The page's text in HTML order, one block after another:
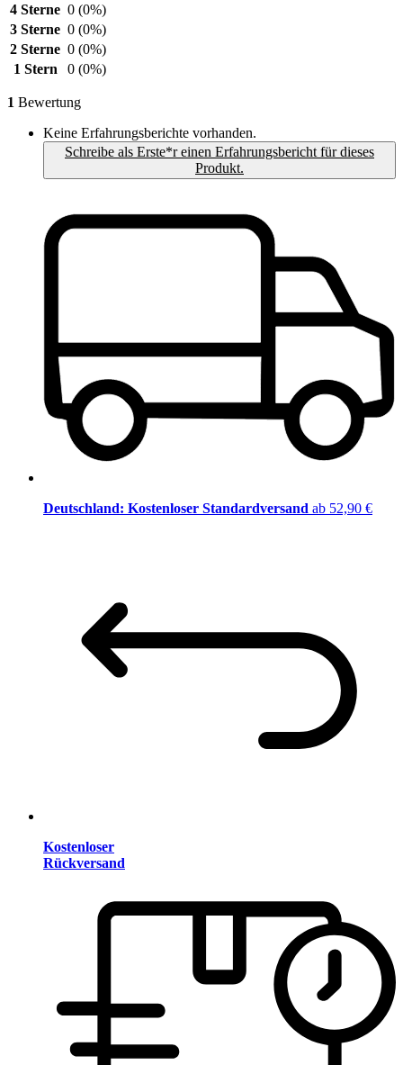
4 Sterne 0 (0%)
3 Sterne 0 (0%)
2 Sterne 0 (0%)
1 Stern
0 (0%)
1 Bewertung
Keine Erfahrungsberichte vorhanden.
Schreibe als Erste*r einen Erfahrungsbericht für dieses
Produkt.
Deutschland: Kostenloser Standardversand ab 52,90 €
Kostenloser
Rückversand